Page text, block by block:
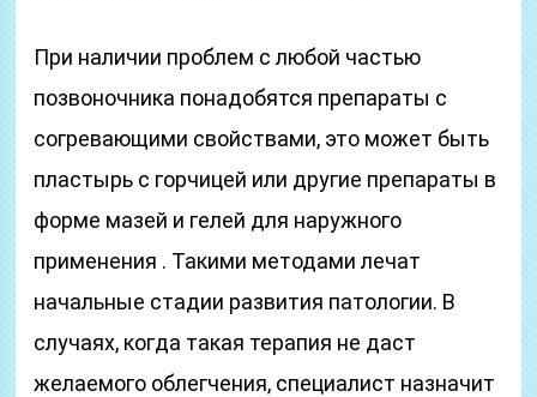
При наличии проблем с любой частью
позвоночника понадобятся препараты с
согревающими свойствами, это может быть
пластырь с горчицей или другие препараты в
форме мазей и гелей для наружного
применения . Такими методами лечат
начальные стадии развития патологии. В
случаях, когда такая терапия не даст
желаемого облегчения, специалист назначит